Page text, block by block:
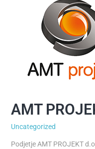
AMT
Uncategorized
Podjetje AMT PROJEKT
AMT
PROJEKT
d.o.o.